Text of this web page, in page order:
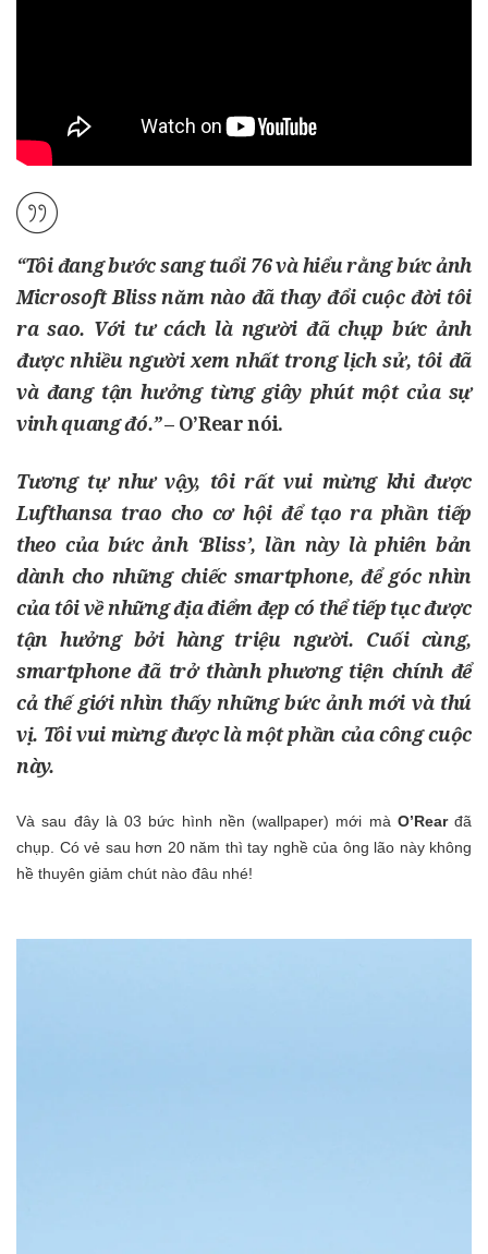
“Tôi đang bước sang tuổi 76 và hiểu rằng bức ảnh
Microsoft Blissnăm nào đã thay đổi cuộc đời tôi
ra sao. Với tư cách là người đã chụp bức ảnh
được nhiều người xem nhất trong lịch sử, tôi đã
và đang tận hưởng từng giây phút một của sự
vinh quang đó.”– O’Rearnói.
Tương tự như vậy, tôi rất vui mừng khi được
Lufthansatrao cho cơ hội để tạo ra phần tiếp
theo của bức ảnh ‘Bliss’, lần này là phiên bản
dành cho những chiếc smartphone, để góc nhìn
của tôi về những địa điểm đẹp có thể tiếp tục được
tận hưởng bởi hàng triệu người. Cuối cùng,
smartphone đã trở thành phương tiện chính để
cả thế giới nhìn thấy những bức ảnh mới và thú
vị. Tôi vui mừng được là một phần của công cuộc
này.
Và sau đây là 03 bức hình nền (wallpaper) mới mà O’Rearđã
chụp. Có vẻ sau hơn 20 năm thì tay nghề của ông lão này không
hề thuyên giảm chút nào đâu nhé!